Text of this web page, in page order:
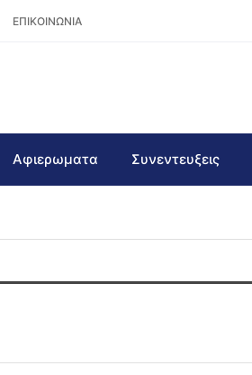
ΕΠΙΚΟΙΝΩΝΙΑ
Αφιερωματα Συνεντευξεις